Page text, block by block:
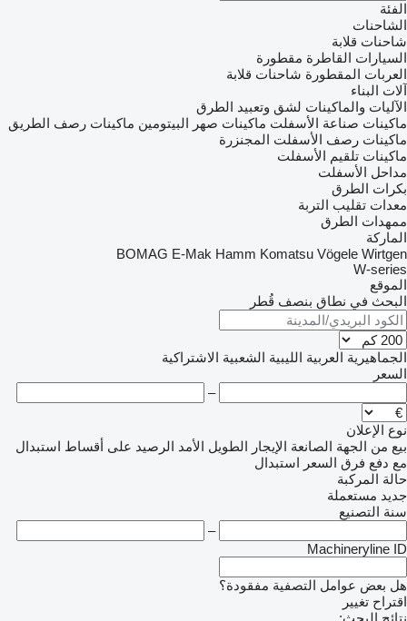
الفئة
الشاحنات
شاحنات قلابة
السيارات القاطرة مقطورة
العربات المقطورة شاحنات قلابة
آلات البناء
الآليات والماكينات لشق وتعبيد الطرق
ماكينات صناعة الأسفلت ماكينات صهر البيتومين ماكينات رصف الطريق
ماكينات رصف الأسفلت المجنزرة
ماكينات تلقيم الأسفلت
مداحل الأسفلت
بكرات الطرق
معدات تقليب التربة
ممهدات الطرق
الماركة
BOMAG E-Mak Hamm Komatsu Vögele Wirtgen
W-series
الموقع
البحث في نطاق بنصف قُطر
الجماهيرية العربية الليبية الشعبية الاشتراكية
السعر
–
نوع الإعلان
بيع من الجهة الصانعة الإيجار الطويل الأمد الرصيد على أقساط استبدال
مع دفع فرق السعر استبدال
حالة المركبة
جديد مستعملة
سنة التصنيع
–
Machineryline ID
هل بعض عوامل التصفية مفقودة؟
اقتراح تغيير
نتائج البحث: